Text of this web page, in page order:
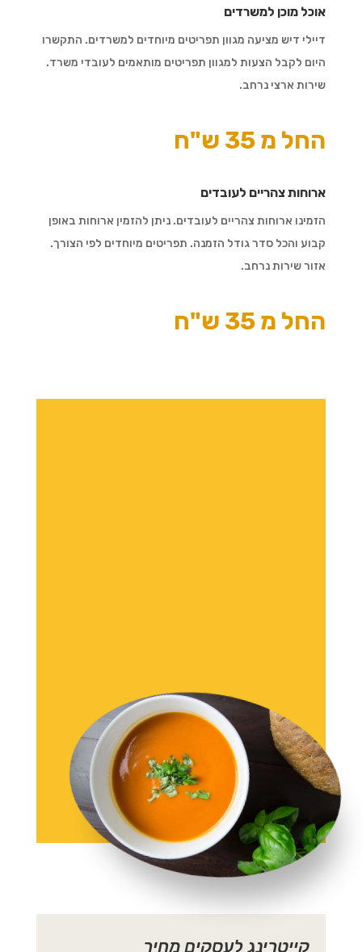
אוכל מוכן למשרדים
דיילי דיש מציעה מגוון תפריטים מיוחדים למשרדים. התקשרו
היום לקבל הצעות למגוון תפריטים מותאמים לעובדי משרד.
שירות ארצי נרחב.
החל מ 35 ש"ח
ארוחות צהריים לעובדים
הזמינו ארוחות צהריים לעובדים. ניתן להזמין ארוחות באופן
קבוע והכל סדר גודל הזמנה. תפריטים מיוחדים לפי הצורך.
אזור שירות נרחב.
החל מ 35 ש"ח
קייטרינג לעסקים מחיר